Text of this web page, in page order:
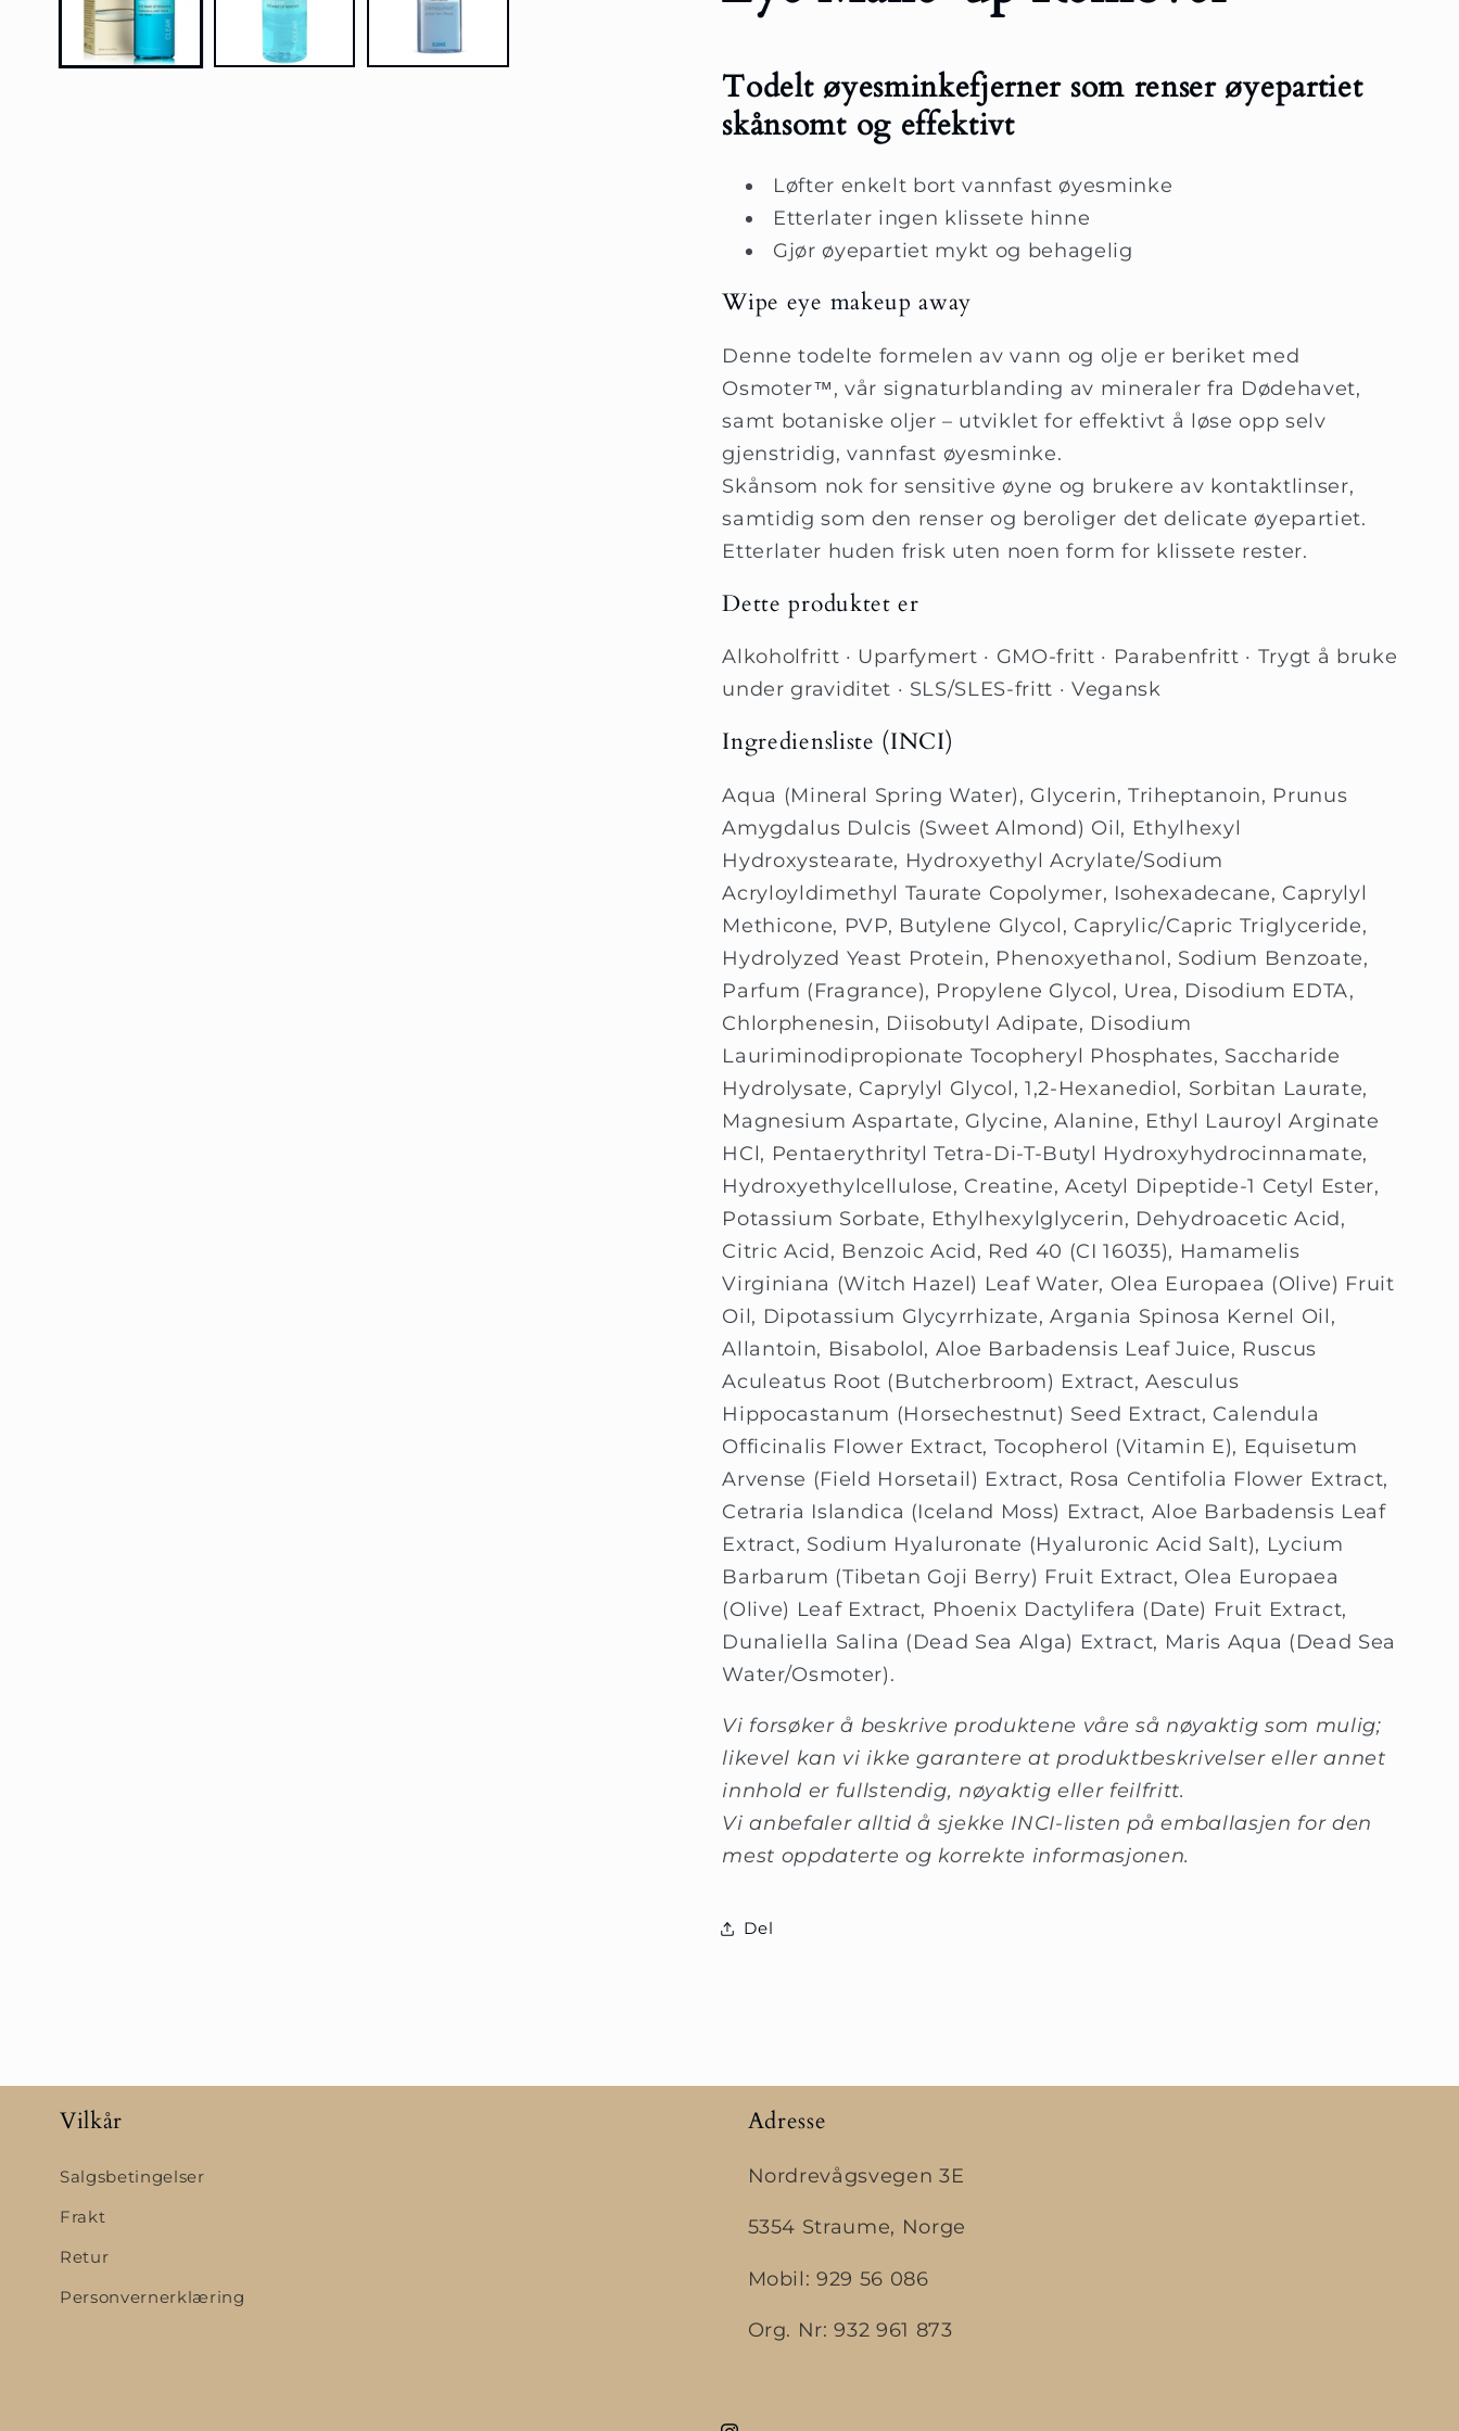
Todelt øyesminkefjerner som renser øyepartiet
skånsomt og effektivt
Løfter enkelt bort vannfast øyesminke
Etterlater ingen klissete hinne
Gjør øyepartiet mykt og behagelig
Wipe eye makeup away
Denne todelte formelen av vann og olje er beriket med
Osmoter™, vår signaturblanding av mineraler fra Dødehavet,
samt botaniske oljer – utviklet for effektivt å løse opp selv
gjenstridig, vannfast øyesminke.
Skånsom nok for sensitive øyne og brukere av kontaktlinser,
samtidig som den renser og beroliger det delicate øyepartiet.
Etterlater huden frisk uten noen form for klissete rester.
Dette produktet er
Alkoholfritt · Uparfymert · GMO-fritt · Parabenfritt · Trygt å bruke
under graviditet · SLS/SLES-fritt · Vegansk
Ingrediensliste (INCI)
Aqua (Mineral Spring Water), Glycerin, Triheptanoin, Prunus
Amygdalus Dulcis (Sweet Almond) Oil, Ethylhexyl
Hydroxystearate, Hydroxyethyl Acrylate/Sodium
Acryloyldimethyl Taurate Copolymer, Isohexadecane, Caprylyl
Methicone, PVP, Butylene Glycol, Caprylic/Capric Triglyceride,
Hydrolyzed Yeast Protein, Phenoxyethanol, Sodium Benzoate,
Parfum (Fragrance), Propylene Glycol, Urea, Disodium EDTA,
Chlorphenesin, Diisobutyl Adipate, Disodium
Lauriminodipropionate Tocopheryl Phosphates, Saccharide
Hydrolysate, Caprylyl Glycol, 1,2-Hexanediol, Sorbitan Laurate,
Magnesium Aspartate, Glycine, Alanine, Ethyl Lauroyl Arginate
HCl, Pentaerythrityl Tetra-Di-T-Butyl Hydroxyhydrocinnamate,
Hydroxyethylcellulose, Creatine, Acetyl Dipeptide-1 Cetyl Ester,
Potassium Sorbate, Ethylhexylglycerin, Dehydroacetic Acid,
Citric Acid, Benzoic Acid, Red 40 (CI 16035), Hamamelis
Virginiana (Witch Hazel) Leaf Water, Olea Europaea (Olive) Fruit
Oil, Dipotassium Glycyrrhizate, Argania Spinosa Kernel Oil,
Allantoin, Bisabolol, Aloe Barbadensis Leaf Juice, Ruscus
Aculeatus Root (Butcherbroom) Extract, Aesculus
Hippocastanum (Horsechestnut) Seed Extract, Calendula
Officinalis Flower Extract, Tocopherol (Vitamin E), Equisetum
Arvense (Field Horsetail) Extract, Rosa Centifolia Flower Extract,
Cetraria Islandica (Iceland Moss) Extract, Aloe Barbadensis Leaf
Extract, Sodium Hyaluronate (Hyaluronic Acid Salt), Lycium
Barbarum (Tibetan Goji Berry) Fruit Extract, Olea Europaea
(Olive) Leaf Extract, Phoenix Dactylifera (Date) Fruit Extract,
Dunaliella Salina (Dead Sea Alga) Extract, Maris Aqua (Dead Sea
Water/Osmoter).
Vi forsøker å beskrive produktene våre så nøyaktig som mulig;
likevel kan vi ikke garantere at produktbeskrivelser eller annet
innhold er fullstendig, nøyaktig eller feilfritt.
Vi anbefaler alltid å sjekke INCI-listen på emballasjen for den
mest oppdaterte og korrekte informasjonen.
Del
Vilkår
Salgsbetingelser
Frakt
Retur
Personvernerklæring
Adresse
Nordrevågsvegen 3E
5354 Straume, Norge
Mobil: 929 56 086
Org. Nr: 932 961 873